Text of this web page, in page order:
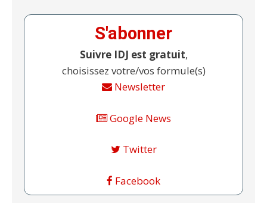
S'abonner
Suivre IDJ est gratuit,
choisissez votre/vos formule(s)
Newsletter
Google News
Twitter
Facebook